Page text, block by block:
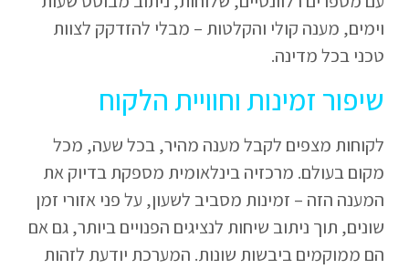
וימים, מענה קולי והקלטות – מבלי להזדקק לצוות
טכני בכל מדינה.
שיפור זמינות וחוויית הלקוח
לקוחות מצפים לקבל מענה מהיר, בכל שעה, מכל
מקום בעולם. מרכזיה בינלאומית מספקת בדיוק את
המענה הזה – זמינות מסביב לשעון, על פני אזורי זמן
שונים, תוך ניתוב שיחות לנציגים הפנויים ביותר, גם אם
הם ממוקמים ביבשות שונות. המערכת יודעת לזהות